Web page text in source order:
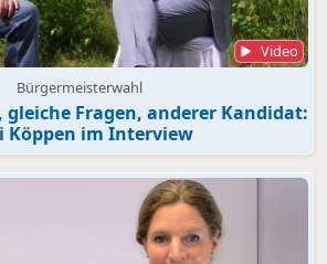
Video
Bürgermeisterwahl
gleiche Fragen, anderer Kandidat:
Köppen im Interview